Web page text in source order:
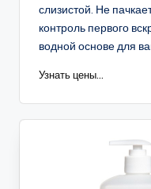
слизистой. Не
контроль первого
водной основе для
Узнать цены...